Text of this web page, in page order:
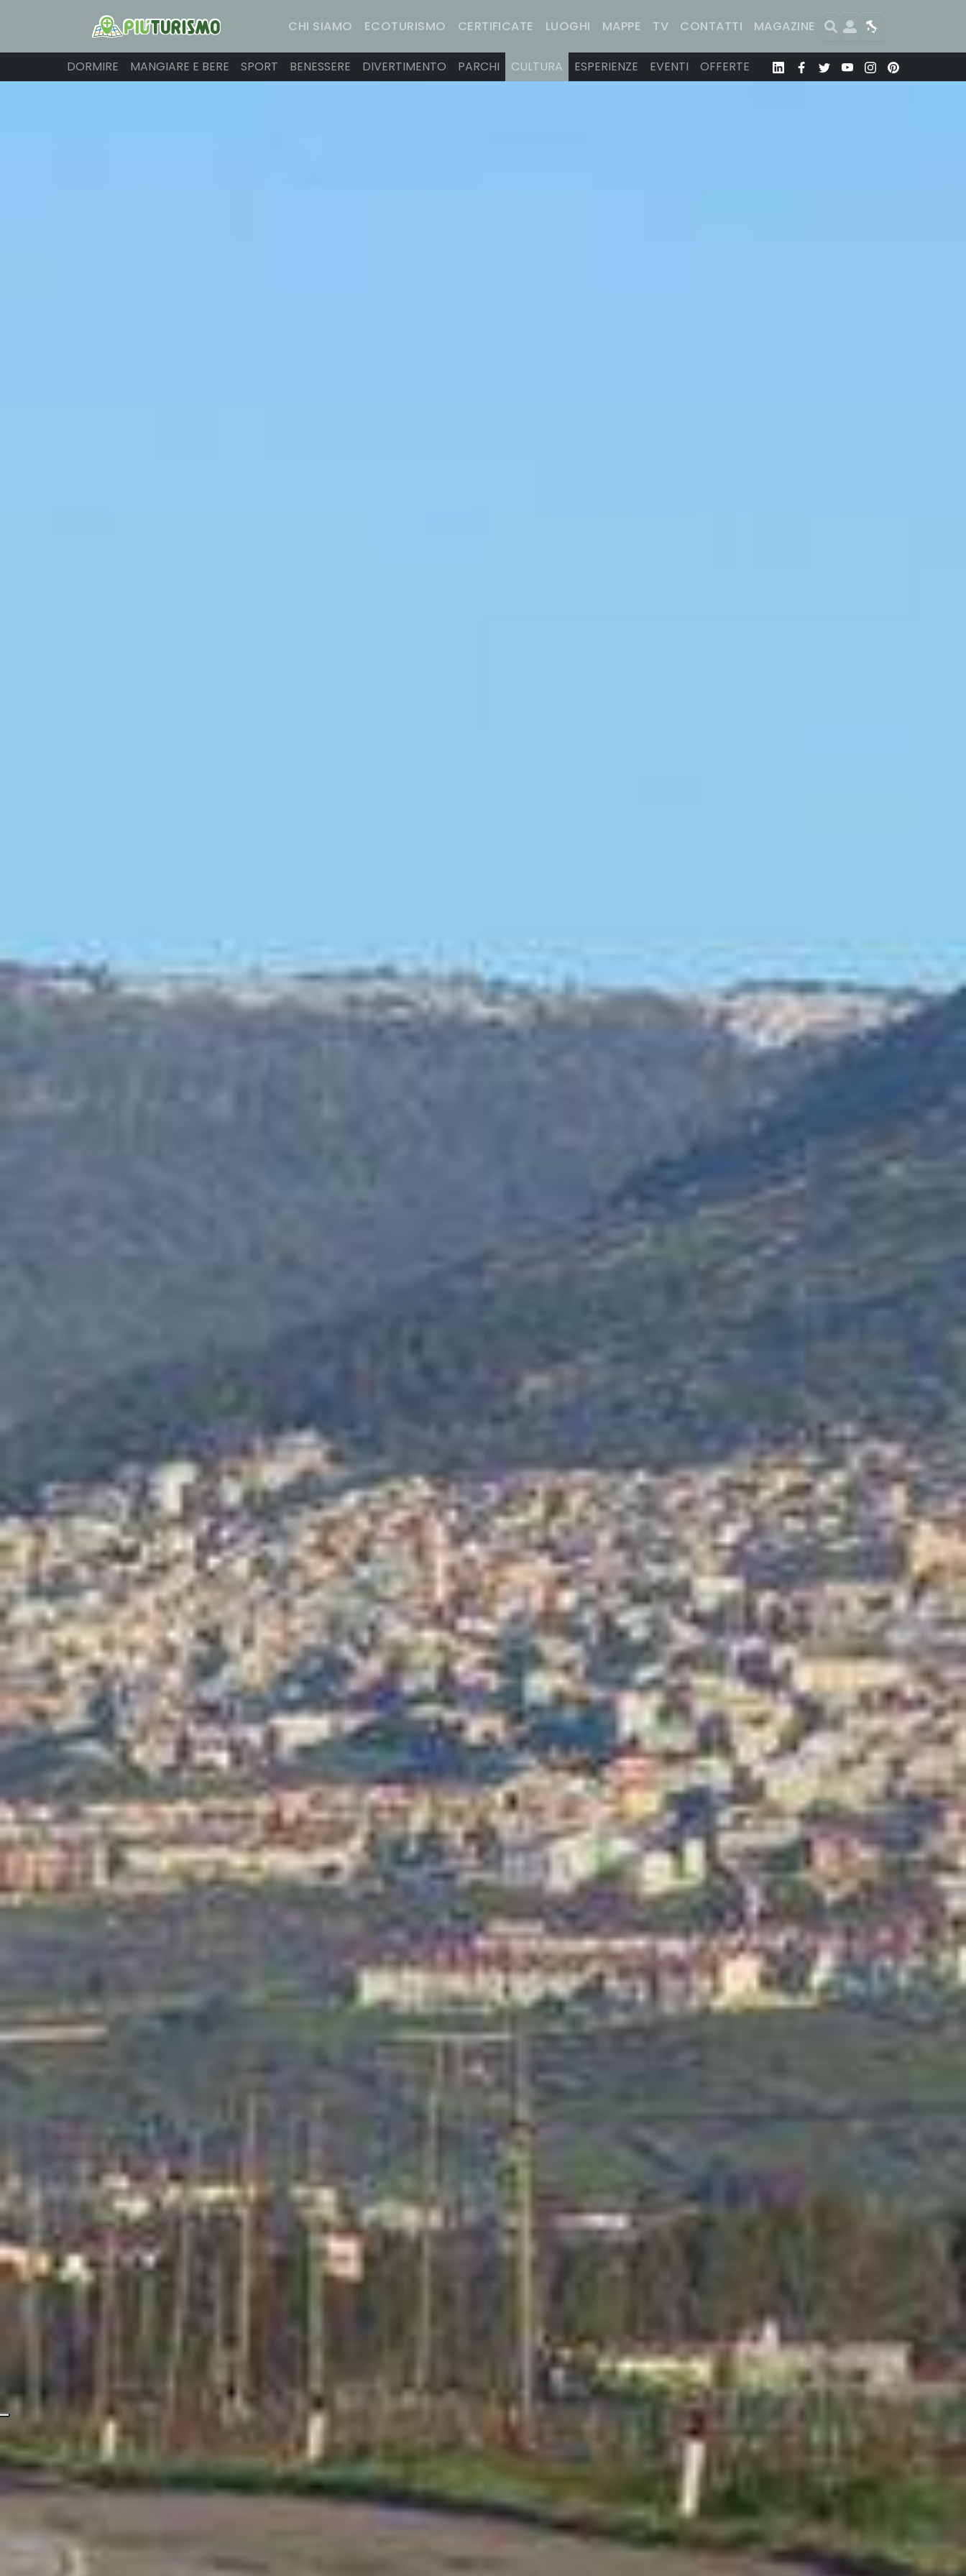
CHI SIAMO ECOTURISMO CERTIFICATE LUOGHI MAPPE TV CONTATTI MAGAZINE Search
User Map
DORMIRE MANGIARE E BERE SPORT BENESSERE DIVERTIMENTO PARCHI CULTURA ESPERIENZE EVENTI OFFERTE